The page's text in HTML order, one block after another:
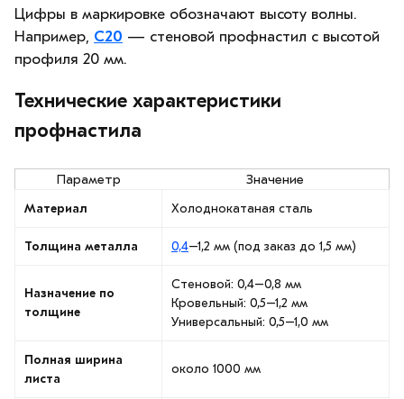
Цифры в маркировке обозначают высоту волны.
Например, С20 — стеновой профнастил с высотой
профиля 20 мм.
Технические характеристики
профнастила
Параметр Значение
Материал Холоднокатаная сталь
Толщина металла 0,4–1,2 мм (под заказ до 1,5 мм)
Назначение по
толщине
Стеновой: 0,4–0,8 мм
Кровельный: 0,5–1,2 мм
Универсальный: 0,5–1,0 мм
Полная ширина
листа
около 1000 мм